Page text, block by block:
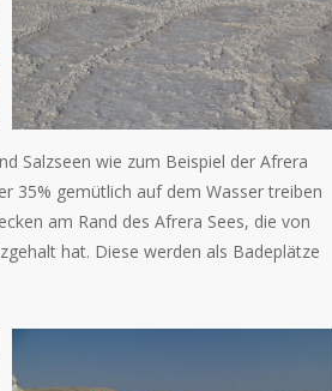
Salzseen wie zum Beispiel der Afrera
35% gemütlich auf dem Wasser treiben
am Rand des Afrera Sees, die von
hat. Diese werden als Badeplätze